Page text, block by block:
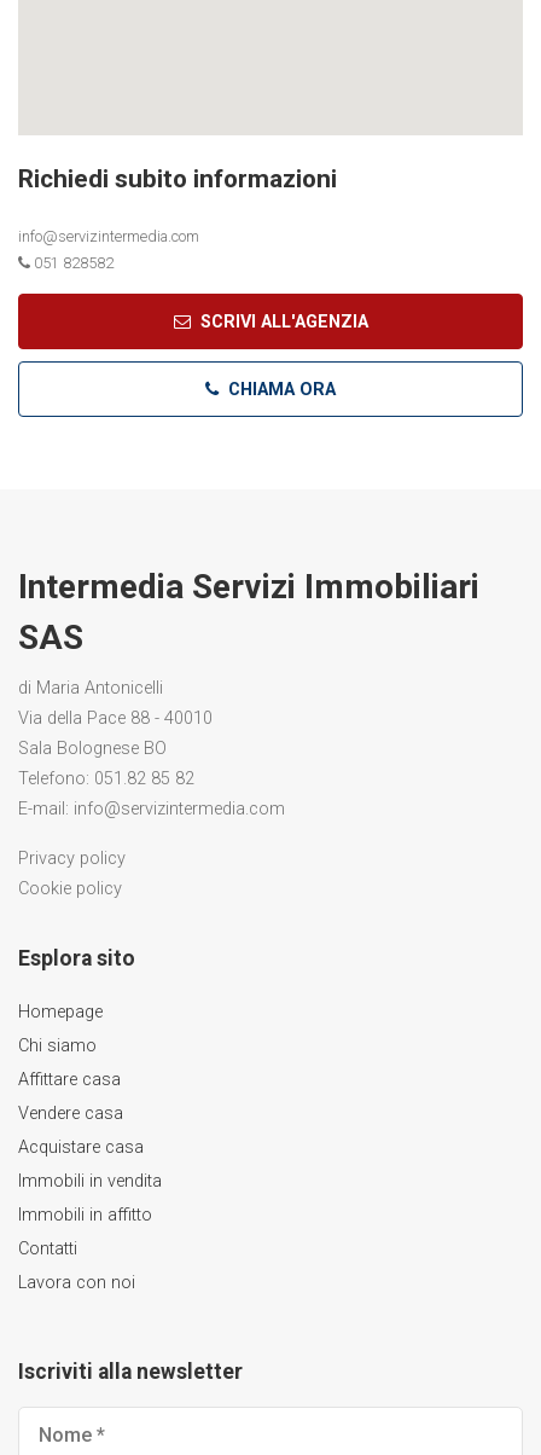
Richiedi subito informazioni
info@servizintermedia.com
051 828582
SCRIVI ALL'AGENZIA
CHIAMA ORA
Intermedia Servizi Immobiliari
SAS
di Maria Antonicelli
Via della Pace 88 - 40010
Sala Bolognese BO
Telefono: 051.82 85 82
E-mail: info@servizintermedia.com
Privacy policy
Cookie policy
Esplora sito
Homepage
Chi siamo
Affittare casa
Vendere casa
Acquistare casa
Immobili in vendita
Immobili in affitto
Contatti
Lavora con noi
Iscriviti alla newsletter
Nome